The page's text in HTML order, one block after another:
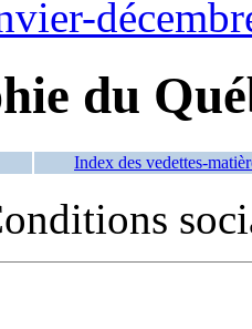
du
Index des vedettes-